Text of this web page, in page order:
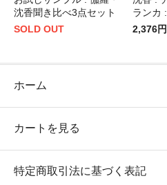
沈香聞き比べ3点セット
SOLD OUT
ランカ
2,376
ホーム
カートを見る
特定商取引法に基づく表記